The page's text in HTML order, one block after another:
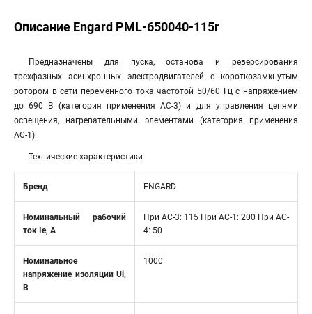
Описание Engard PML-650040-115r
Предназначены для пуска, останова и реверсирования
трехфазных асинхронных электродвигателей с короткозамкнутым
ротором в сети переменного тока частотой 50/60 Гц с напряжением
до 690 В (категория применения АС-3) и для управления цепями
освещения, нагревательными элементами (категория применения
АС-1).
Технические характеристики
Бренд ENGARD
Номинальный рабочий
ток Ie, A
При AC-3: 115 При AC-1: 200 При AC-
4: 50
Номинальное
напряжение изоляции Ui,
В
1000